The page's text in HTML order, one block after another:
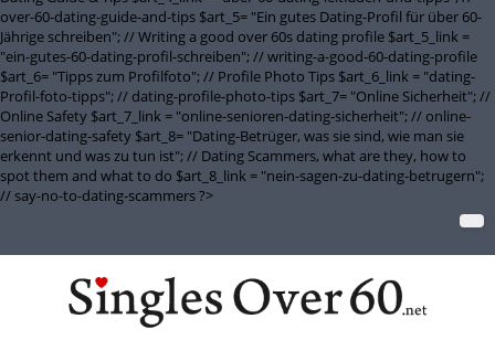
over-60-dating-guide-and-tips $art_5= "Ein gutes Dating-Profil für über 60-
Jährige schreiben"; // Writing a good over 60s dating profile $art_5_link =
"ein-gutes-60-dating-profil-schreiben"; // writing-a-good-60-dating-profile
$art_6= "Tipps zum Profilfoto"; // Profile Photo Tips $art_6_link = "dating-
Profil-foto-tipps"; // dating-profile-photo-tips $art_7= "Online Sicherheit"; //
Online Safety $art_7_link = "online-senioren-dating-sicherheit"; // online-
senior-dating-safety $art_8= "Dating-Betrüger, was sie sind, wie man sie
erkennt und was zu tun ist"; // Dating Scammers, what are they, how to
spot them and what to do $art_8_link = "nein-sagen-zu-dating-betrugern";
// say-no-to-dating-scammers ?>